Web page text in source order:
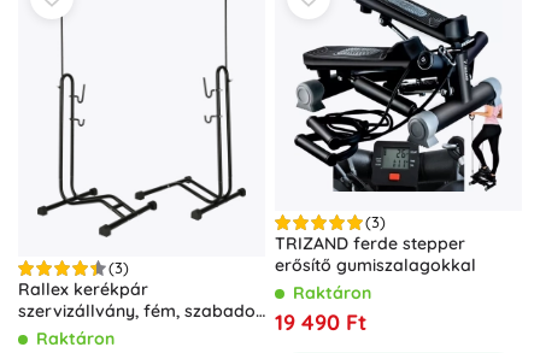
(3)
Rallex kerékpár
szervizállvány, fém, szabadon
álló, 16–27,5"
Raktáron
(3)
TRIZAND ferde stepper
erősítő gumiszalagokkal
Raktáron
19 490 Ft